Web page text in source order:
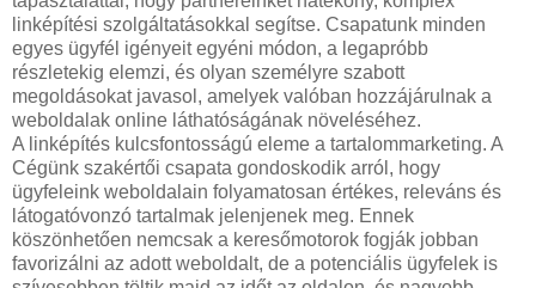
linképítési szolgáltatásokkal segítse. Csapatunk minden
egyes ügyfél igényeit egyéni módon, a legapróbb
részletekig elemzi, és olyan személyre szabott
megoldásokat javasol, amelyek valóban hozzájárulnak a
weboldalak online láthatóságának növeléséhez.
A linképítés kulcsfontosságú eleme a tartalommarketing. A
Cégünk szakértői csapata gondoskodik arról, hogy
ügyfeleink weboldalain folyamatosan értékes, releváns és
látogatóvonzó tartalmak jelenjenek meg. Ennek
köszönhetően nemcsak a keresőmotorok fogják jobban
favorizálni az adott weboldalt, de a potenciális ügyfelek is